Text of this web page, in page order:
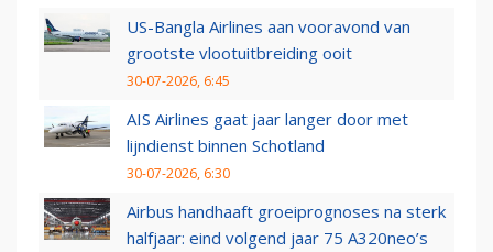
US-Bangla Airlines aan vooravond van
grootste vlootuitbreiding ooit
30-07-2026, 6:45
AIS Airlines gaat jaar langer door met
lijndienst binnen Schotland
30-07-2026, 6:30
Airbus handhaaft groeiprognoses na sterk
halfjaar: eind volgend jaar 75 A320neo’s